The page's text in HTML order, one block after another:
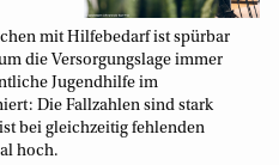
mit Hilfebedarf ist spürbar
die Versorgungslage immer
Jugendhilfe im
Die Fallzahlen sind stark
bei gleichzeitig fehlenden
hoch.